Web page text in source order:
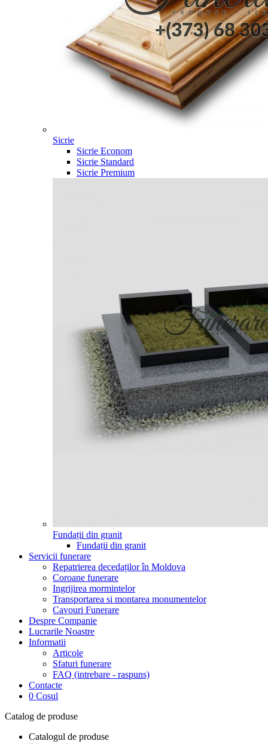
Sicrie
Sicrie Econom
Sicrie Standard
Sicrie Premium
Fundații din granit
Fundații din granit
Servicii funerare
Repatrierea decedaților în Moldova
Coroane funerare
Ingrijirea mormintelor
Transportarea si montarea monumentelor
Cavouri Funerare
Despre Companie
Lucrarile Noastre
Informatii
Articole
Sfaturi funerare
FAQ (intrebare - raspuns)
Contacte
0 Cosul
Catalog de produse
Catalogul de produse